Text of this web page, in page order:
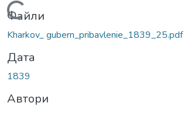
Вантажиться...
Файли
Kharkov_ gubern_pribavlenie_1839_25.pdf
Дата
1839
Автори